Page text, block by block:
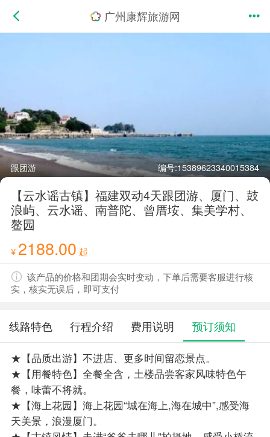
广州康辉旅游网
跟团游 编号:15389623340015384
【云水谣古镇】福建双动4天跟团游、厦门、鼓
浪屿、云水谣、南普陀、曾厝垵、集美学村、
鳌园
¥ 2188.00 起
该产品的价格和团期会实时变动，下单后需要客服进行核
实，核实无误后，即可支付
线路特色 行程介绍 费用说明 预订须知
★【品质出游】不进店、更多时间留恋景点。
★【用餐特色】全餐全含，土楼品尝客家风味特色午
餐，味蕾不将就。
★【海上花园】海上花园“城在海上,海在城中”,感受海
天美景，浪漫厦门。